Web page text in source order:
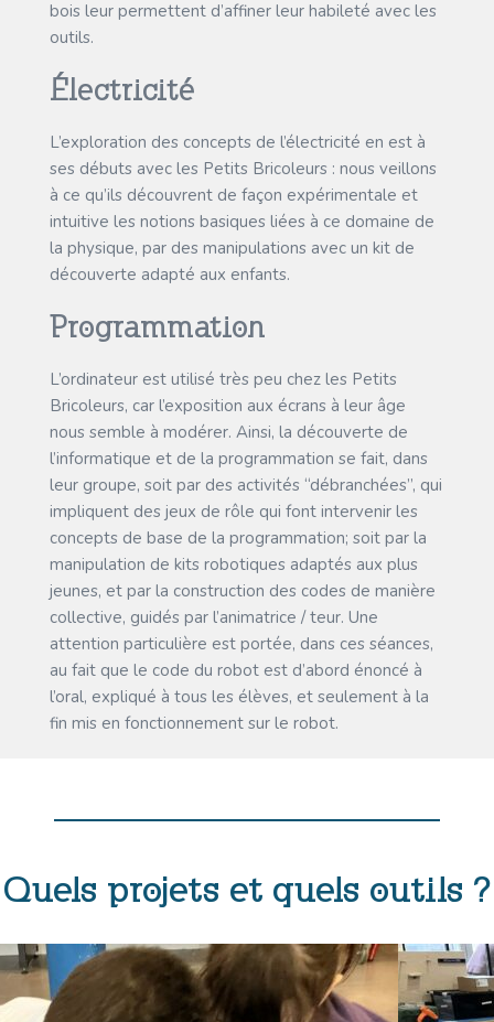
bois leur permettent d’affiner leur habileté avec les
outils.
Électricité
L’exploration des concepts de l’électricité en est à
ses débuts avec les Petits Bricoleurs : nous veillons
à ce qu’ils découvrent de façon expérimentale et
intuitive les notions basiques liées à ce domaine de
la physique, par des manipulations avec un kit de
découverte adapté aux enfants.
Programmation
L’ordinateur est utilisé très peu chez les Petits
Bricoleurs, car l’exposition aux écrans à leur âge
nous semble à modérer. Ainsi, la découverte de
l’informatique et de la programmation se fait, dans
leur groupe, soit par des activités “débranchées”, qui
impliquent des jeux de rôle qui font intervenir les
concepts de base de la programmation; soit par la
manipulation de kits robotiques adaptés aux plus
jeunes, et par la construction des codes de manière
collective, guidés par l’animatrice / teur. Une
attention particulière est portée, dans ces séances,
au fait que le code du robot est d’abord énoncé à
l’oral, expliqué à tous les élèves, et seulement à la
fin mis en fonctionnement sur le robot.
Quels projets et quels outils ?